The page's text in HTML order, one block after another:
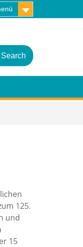
125.
und
15